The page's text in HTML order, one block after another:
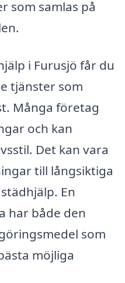
som samlas på
i Furusjö får du
tjänster som
Många företag
och kan
Det kan vara
till långsiktiga
En
har både den
som
möjliga